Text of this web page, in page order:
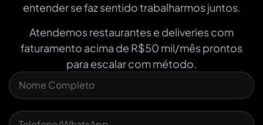
entender se faz sentido trabalharmos juntos.
Atendemos restaurantes e deliveries com
faturamento acima de R$50 mil/mês prontos
para escalar com método.